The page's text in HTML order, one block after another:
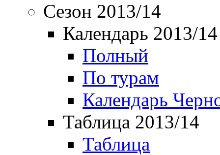
Сезон 2013/14
Календарь 2013/14
Полный
По турам
Календарь
Таблица 2013/14
Таблица